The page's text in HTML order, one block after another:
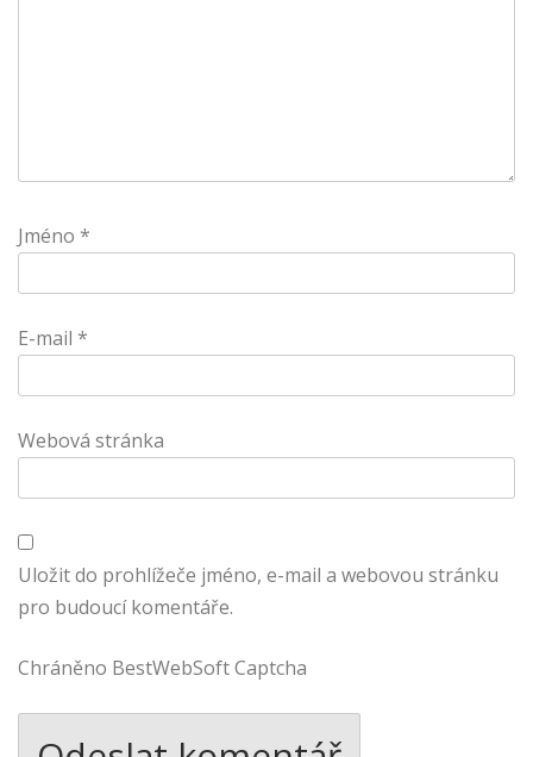
Jméno *
E-mail *
Webová stránka
Uložit do prohlížeče jméno, e-mail a webovou stránku
pro budoucí komentáře.
Chráněno BestWebSoft Captcha